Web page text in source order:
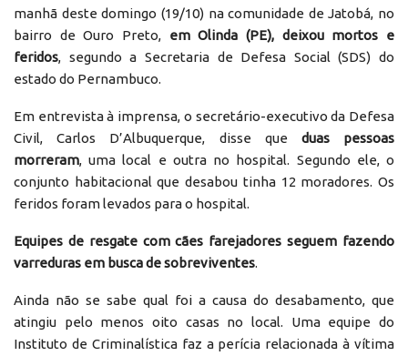
manhã deste domingo (19/10) na comunidade de Jatobá, no
bairro de Ouro Preto, em Olinda (PE), deixou mortos e
feridos, segundo a Secretaria de Defesa Social (SDS) do
estado do Pernambuco.
Em entrevista à imprensa, o secretário-executivo da Defesa
Civil, Carlos D’Albuquerque, disse que duas pessoas
morreram, uma local e outra no hospital. Segundo ele, o
conjunto habitacional que desabou tinha 12 moradores. Os
feridos foram levados para o hospital.
Equipes de resgate com cães farejadores seguem fazendo
varreduras em busca de sobreviventes.
Ainda não se sabe qual foi a causa do desabamento, que
atingiu pelo menos oito casas no local. Uma equipe do
Instituto de Criminalística faz a perícia relacionada à vítima